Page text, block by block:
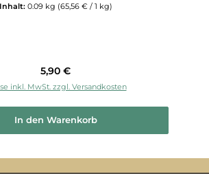
Inhalt: 0.09 kg (65,56 € / 1 kg)
Regulärer Preis:
5,90 €
inkl. MwSt. zzgl. Versandkosten
In den Warenkorb